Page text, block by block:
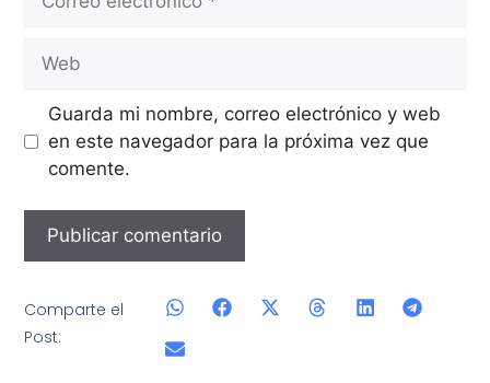
Guarda mi nombre, correo electrónico y web
en este navegador para la próxima vez que
comente.
Comparte el
Post: